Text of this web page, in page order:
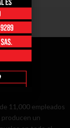
11,000 empleados
producen un